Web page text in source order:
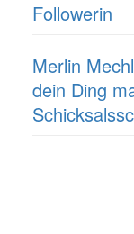
Followerin
Merlin
dein Ding